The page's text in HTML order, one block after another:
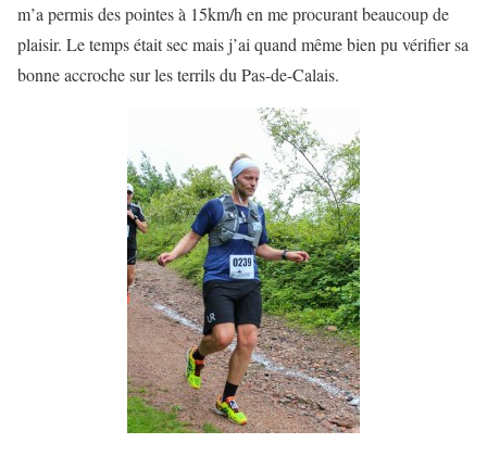
m’a permis des pointes à 15km/h en me procurant beaucoup de
plaisir. Le temps était sec mais j’ai quand même bien pu vérifier sa
bonne accroche sur les terrils du Pas-de-Calais.